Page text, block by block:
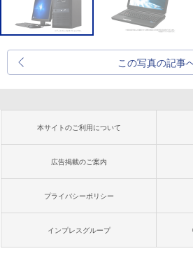
この写真の記事
本サイトのご利用について
広告掲載のご案内
プライバシーポリシー
インプレスグループ